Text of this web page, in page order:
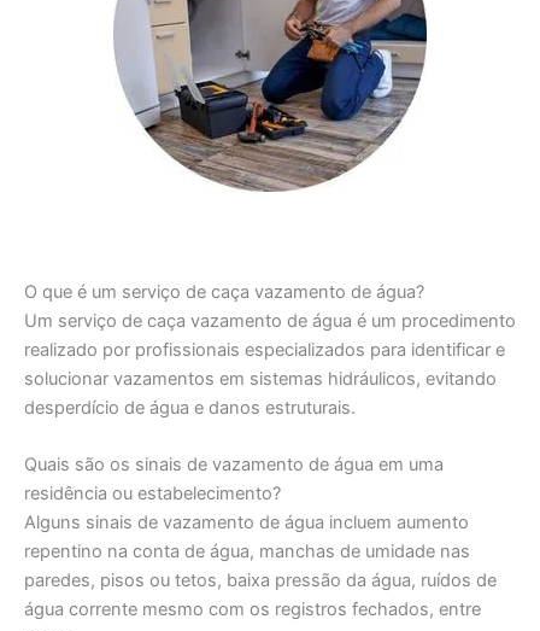
O que é um serviço de caça vazamento de água?
Um serviço de caça vazamento de água é um procedimento
realizado por profissionais especializados para identificar e
solucionar vazamentos em sistemas hidráulicos, evitando
desperdício de água e danos estruturais.
Quais são os sinais de vazamento de água em uma
residência ou estabelecimento?
Alguns sinais de vazamento de água incluem aumento
repentino na conta de água, manchas de umidade nas
paredes, pisos ou tetos, baixa pressão da água, ruídos de
água corrente mesmo com os registros fechados, entre